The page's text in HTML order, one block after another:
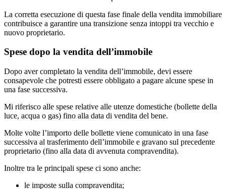
La corretta esecuzione di questa fase finale della vendita immobiliare
contribuisce a garantire una transizione senza intoppi tra vecchio e
nuovo proprietario.
Spese dopo la vendita dell’immobile
Dopo aver completato la vendita dell’immobile, devi essere
consapevole che potresti essere obbligato a pagare alcune spese in
una fase successiva.
Mi riferisco alle spese relative alle utenze domestiche (bollette della
luce, acqua o gas) fino alla data di vendita del bene.
Molte volte l’importo delle bollette viene comunicato in una fase
successiva al trasferimento dell’immobile e gravano sul precedente
proprietario (fino alla data di avvenuta compravendita).
Inoltre tra le principali spese ci sono anche:
le imposte sulla compravendita;